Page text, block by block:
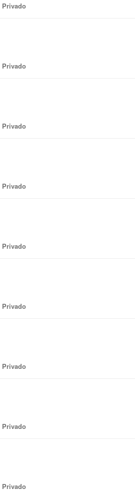
Privado
Privado
Privado
Privado
Privado
Privado
Privado
Privado
Privado